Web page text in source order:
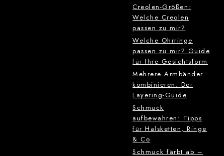
Creolen-Größen:
Welche Creolen
passen zu mir?
Welche Ohrringe
passen zu mir? Guide
für Ihre Gesichtsform
Mehrere Armbänder
kombinieren: Der
Layering-Guide
Schmuck
aufbewahren: Tipps
für Halsketten, Ringe
& Co
Schmuck färbt ab –